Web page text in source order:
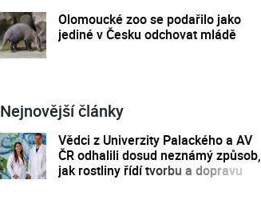
Olomoucké zoo se podařilo jako
jediné v Česku odchovat mládě
Nejnovější články
Vědci z Univerzity Palackého a AV
ČR odhalili dosud neznámý způsob,
jak rostliny řídí tvorbu a dopravu